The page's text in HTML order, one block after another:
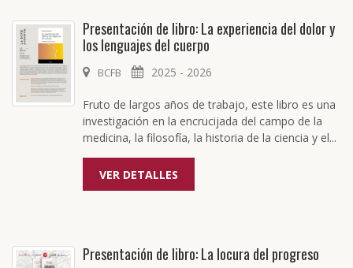
Presentación de libro: La experiencia del dolor y
los lenguajes del cuerpo
BCFB 2025 - 2026
Fruto de largos años de trabajo, este libro es una
investigación en la encrucijada del campo de la
medicina, la filosofía, la historia de la ciencia y el...
VER DETALLES
Presentación de libro: La locura del progreso